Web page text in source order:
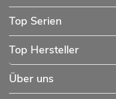
Top Serien
Top Hersteller
Über uns